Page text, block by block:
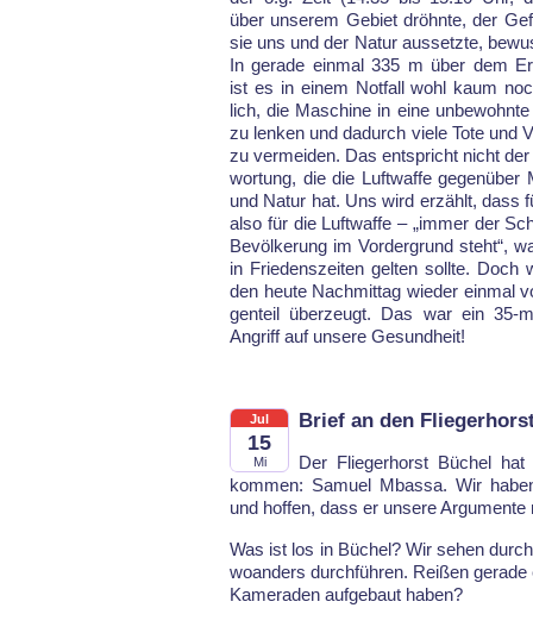
über un­se­rem Ge­biet dröhn­te, der
sie uns und der Na­tur aus­setz­te,
In ge­ra­de ein­mal 335 m über dem
ist es in ei­nem Not­fall wohl kaum
lich, die Ma­schi­ne in ei­ne
zu len­ken und da­durch vie­le To­te und
zu ver­mei­den. Das ent­spricht nicht
wor­tung, die die Luft­waf­fe ge­gen­über
und Na­tur hat. Uns wird erzählt, dass
al­so für die Luft­waf­fe – „im­mer der
Be­völ­ke­rung im Vor­der­grund steht“,
in Frie­dens­zei­ten gel­ten soll­te. Doch
den heu­te Nach­mit­tag wie­der ein­mal
gen­teil über­zeugt. Das war ein 35-
An­griff auf un­se­re Ge­sund­heit!
Jul
15
Mi
Brief an den
Der Flie­ger­horst Bü­chel
kom­men: Sa­mu­el Mbas­sa. Wir
und hof­fen, dass er un­se­re Ar­gu­men­te
Was ist los in Bü­chel? Wir se­hen
wo­an­ders durch­füh­ren. Rei­ßen
Ka­me­ra­den auf­ge­baut ha­ben?